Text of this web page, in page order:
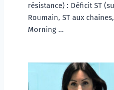
résistance) : Déficit ST
Roumain, ST aux
Morning …